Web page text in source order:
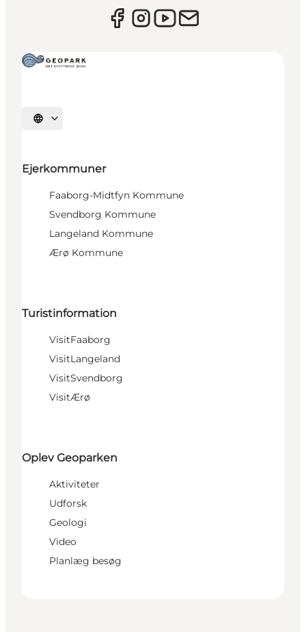
Vælg sprog
Ejerkommuner
Faaborg-Midtfyn Kommune
Svendborg Kommune
Langeland Kommune
Ærø Kommune
Turistinformation
VisitFaaborg
VisitLangeland
VisitSvendborg
VisitÆrø
Oplev Geoparken
Aktiviteter
Udforsk
Geologi
Video
Planlæg besøg